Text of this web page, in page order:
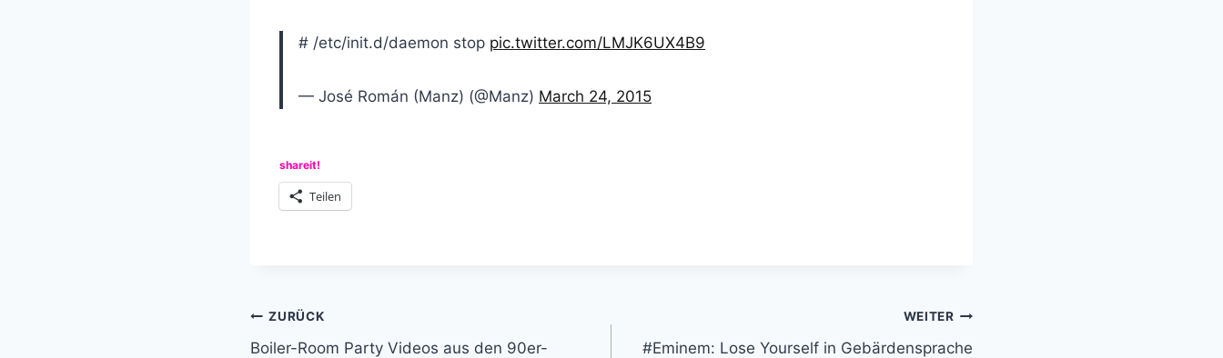
# /etc/init.d/daemon stop pic.twitter.com/LMJK6UX4B9
— José Román (Manz) (@Manz) March 24, 2015
shareit!
Teilen
Beitragsnavigation
ZURÜCK
Boiler-Room Party Videos aus den 90er-
WEITER
#Eminem: Lose Yourself in Gebärdensprache